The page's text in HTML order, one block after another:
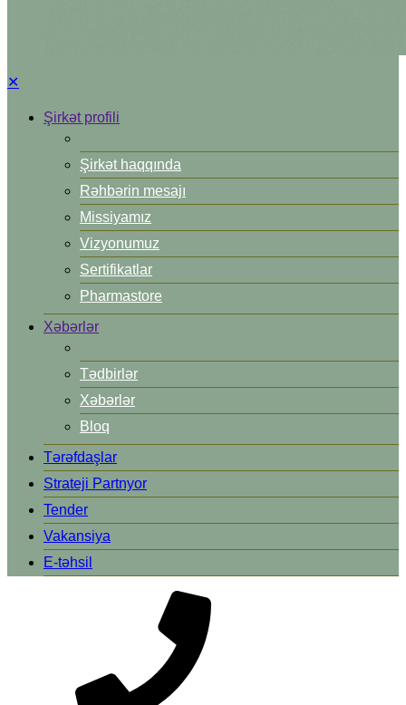
✕
Şirkət profili
Şirkət haqqında
Rəhbərin mesajı
Missiyamız
Vizyonumuz
Sertifikatlar
Pharmastore
Xəbərlər
Tədbirlər
Xəbərlər
Bloq
Tərəfdaşlar
Strateji Partnyor
Tender
Vakansiya
E-təhsil